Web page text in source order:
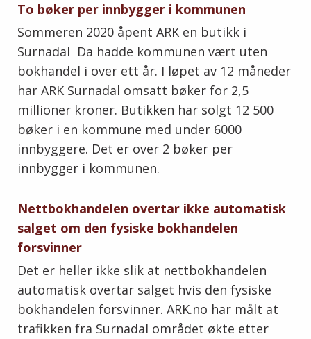
To bøker per innbygger i kommunen
Sommeren 2020 åpent ARK en butikk i
Surnadal Da hadde kommunen vært uten
bokhandel i over ett år. I løpet av 12 måneder
har ARK Surnadal omsatt bøker for 2,5
millioner kroner. Butikken har solgt 12 500
bøker i en kommune med under 6000
innbyggere. Det er over 2 bøker per
innbygger i kommunen.
Nettbokhandelen overtar ikke automatisk
salget om den fysiske bokhandelen
forsvinner
Det er heller ikke slik at nettbokhandelen
automatisk overtar salget hvis den fysiske
bokhandelen forsvinner. ARK.no har målt at
trafikken fra Surnadal området økte etter